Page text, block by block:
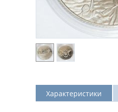
Характеристики